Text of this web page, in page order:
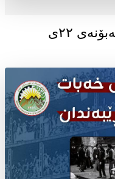
پەیامی سازمانی خەبات بەبۆنەی ۲۲ی